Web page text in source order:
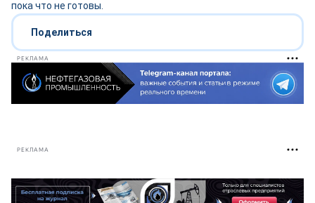
пока что не готовы.
Поделиться
РЕКЛАМА
РЕКЛАМА